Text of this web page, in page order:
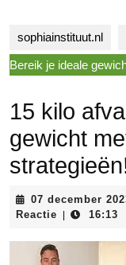
sophiainstituut.nl
Bereik je ideale
15 kilo
gewicht
07 december
Reactie
16:13